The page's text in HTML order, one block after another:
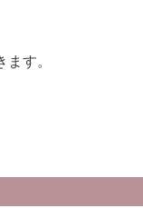
す。